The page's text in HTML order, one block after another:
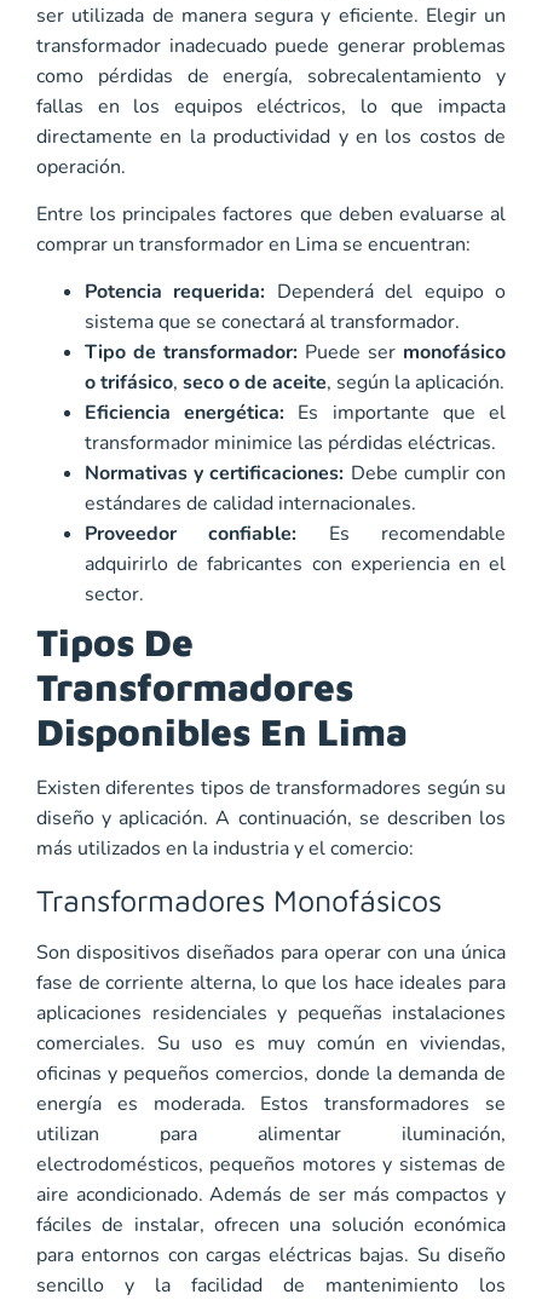
ser utilizada de manera segura y eficiente. Elegir un
transformador inadecuado puede generar problemas
como pérdidas de energía, sobrecalentamiento y
fallas en los equipos eléctricos, lo que impacta
directamente en la productividad y en los costos de
operación.
Entre los principales factores que deben evaluarse al
comprar un transformador en Lima se encuentran:
Potencia requerida: Dependerá del equipo o
sistema que se conectará al transformador.
Tipo de transformador: Puede ser monofásico
o trifásico, seco o de aceite, según la aplicación.
Eficiencia energética: Es importante que el
transformador minimice las pérdidas eléctricas.
Normativas y certificaciones: Debe cumplir con
estándares de calidad internacionales.
Proveedor confiable: Es recomendable
adquirirlo de fabricantes con experiencia en el
sector.
Tipos De
Transformadores
Disponibles En Lima
Existen diferentes tipos de transformadores según su
diseño y aplicación. A continuación, se describen los
más utilizados en la industria y el comercio:
Transformadores Monofásicos
Son dispositivos diseñados para operar con una única
fase de corriente alterna, lo que los hace ideales para
aplicaciones residenciales y pequeñas instalaciones
comerciales. Su uso es muy común en viviendas,
oficinas y pequeños comercios, donde la demanda de
energía es moderada. Estos transformadores se
utilizan para alimentar iluminación,
electrodomésticos, pequeños motores y sistemas de
aire acondicionado. Además de ser más compactos y
fáciles de instalar, ofrecen una solución económica
para entornos con cargas eléctricas bajas. Su diseño
sencillo y la facilidad de mantenimiento los